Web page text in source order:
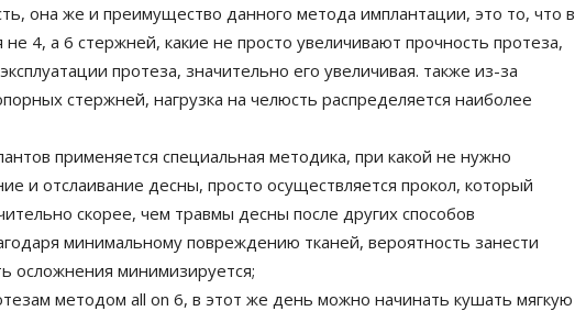
она же и преимущество данного метода имплантации, это то, что в
4, а 6 стержней, какие не просто увеличивают прочность протеза,
протеза, значительно его увеличивая. также из-за
стержней, нагрузка на челюсть распределяется наиболее
применяется специальная методика, при какой не нужно
и отслаивание десны, просто осуществляется прокол, который
скорее, чем травмы десны после других способов
минимальному повреждению тканей, вероятность занести
осложнения минимизируется;
методом all on 6, в этот же день можно начинать кушать мягкую